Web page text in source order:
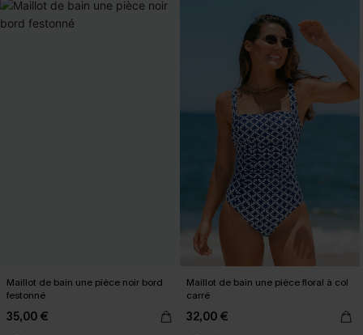
Maillot de bain une pièce noir bord
festonné
35,00 €
Maillot de bain une pièce floral à col
carré
32,00 €